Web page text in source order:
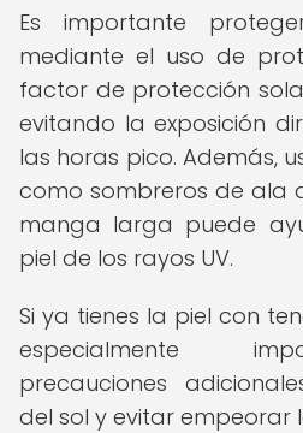
Es importante
mediante el uso de
factor de protección
evitando la exposición
las horas pico. Además,
como sombreros de ala
manga larga puede
piel de los rayos UV.
Si ya tienes la piel con
especialmente
precauciones
del sol y evitar empeorar